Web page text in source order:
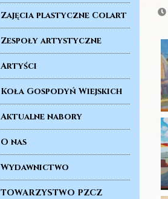
Zajęcia plastyczne Colart
Zespoły artystyczne
Artyści
Koła Gospodyń Wiejskich
Aktualne nabory
O nas
Wydawnictwo
TOWARZYSTWO PZCZ